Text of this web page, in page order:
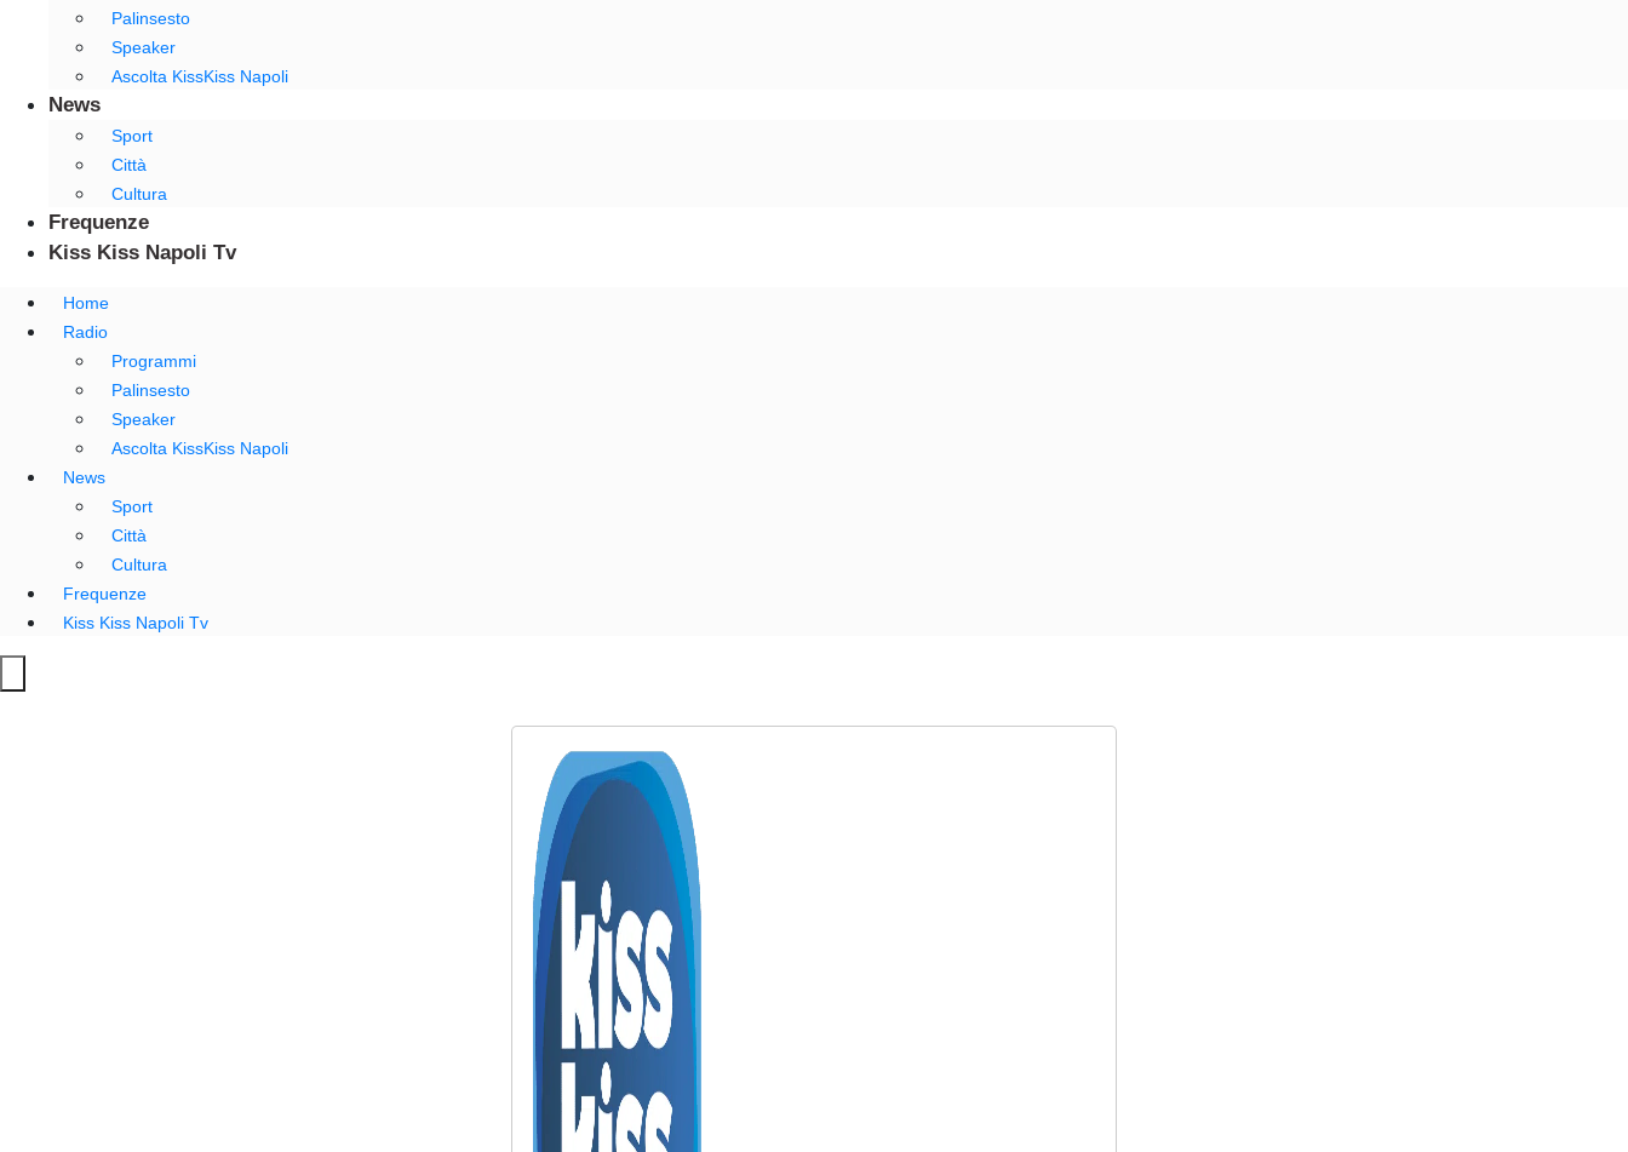
Palinsesto
Speaker
Ascolta KissKiss Napoli
News
Sport
Città
Cultura
Frequenze
Kiss Kiss Napoli Tv
Home
Radio
Programmi
Palinsesto
Speaker
Ascolta KissKiss Napoli
News
Sport
Città
Cultura
Frequenze
Kiss Kiss Napoli Tv